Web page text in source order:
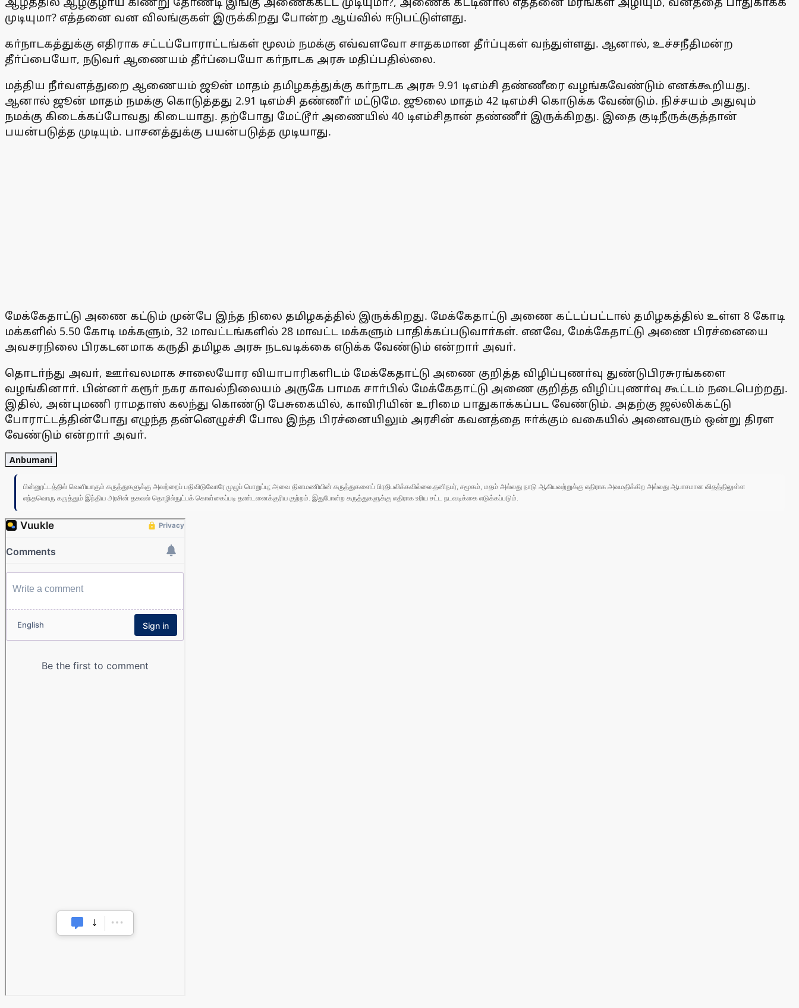
முடியுமா? எத்தனை வன விலங்குகள் இருக்கிறது போன்ற ஆய்வில் ஈடுபட்டுள்ளது.
கா்நாடகத்துக்கு எதிராக சட்டப்போராட்டங்கள் மூலம் நமக்கு எவ்வளவோ சாதகமான தீா்ப்புகள் வந்துள்ளது. ஆனால், உச்சநீதிமன்ற
தீா்ப்பையோ, நடுவா் ஆணையம் தீா்ப்பையோ கா்நாடக அரசு மதிப்பதில்லை.
மத்திய நீா்வளத்துறை ஆணையம் ஜூன் மாதம் தமிழகத்துக்கு கா்நாடக அரசு 9.91 டிஎம்சி தண்ணீரை வழங்கவேண்டும் எனக்கூறியது.
ஆனால் ஜூன் மாதம் நமக்கு கொடுத்தது 2.91 டிஎம்சி தண்ணீா் மட்டுமே. ஜூலை மாதம் 42 டிஎம்சி கொடுக்க வேண்டும். நிச்சயம் அதுவும்
நமக்கு கிடைக்கப்போவது கிடையாது. தற்போது மேட்டூா் அணையில் 40 டிஎம்சிதான் தண்ணீா் இருக்கிறது. இதை குடிநீருக்குத்தான்
பயன்படுத்த முடியும். பாசனத்துக்கு பயன்படுத்த முடியாது.
மேக்கேதாட்டு அணை கட்டும் முன்பே இந்த நிலை தமிழகத்தில் இருக்கிறது. மேக்கேதாட்டு அணை கட்டப்பட்டால் தமிழகத்தில் உள்ள 8 கோடி
மக்களில் 5.50 கோடி மக்களும், 32 மாவட்டங்களில் 28 மாவட்ட மக்களும் பாதிக்கப்படுவாா்கள். எனவே, மேக்கேதாட்டு அணை பிரச்னையை
அவசரநிலை பிரகடனமாக கருதி தமிழக அரசு நடவடிக்கை எடுக்க வேண்டும் என்றாா் அவா்.
தொடா்ந்து அவா், ஊா்வலமாக சாலையோர வியாபாரிகளிடம் மேக்கேதாட்டு அணை குறித்த விழிப்புணா்வு துண்டுபிரசுரங்களை
வழங்கினாா். பின்னா் கரூா் நகர காவல்நிலையம் அருகே பாமக சாா்பில் மேக்கேதாட்டு அணை குறித்த விழிப்புணா்வு கூட்டம் நடைபெற்றது.
இதில், அன்புமணி ராமதாஸ் கலந்து கொண்டு பேசுகையில், காவிரியின் உரிமை பாதுகாக்கப்பட வேண்டும். அதற்கு ஜல்லிக்கட்டு
போராட்டத்தின்போது எழுந்த தன்னெழுச்சி போல இந்த பிரச்னையிலும் அரசின் கவனத்தை ஈா்க்கும் வகையில் அனைவரும் ஒன்று திரள
வேண்டும் என்றாா் அவா்.
Anbumani
பின்னூட்டத்தில் வெளியாகும் கருத்துகளுக்கு அவற்றைப் பதிவிடுவோரே முழுப் பொறுப்பு; அவை தினமணியின் கருத்துகளைப் பிரதிபலிக்கவில்லை.தனிநபர், சமூகம், மதம் அல்லது நாடு ஆகியவற்றுக்கு எதிராக அவமதிக்கிற அல்லது ஆபாசமான விதத்திலுள்ள
எந்தவொரு கருத்தும் இந்திய அரசின் தகவல் தொழில்நுட்பக் கொள்கைப்படி தண்டனைக்குரிய குற்றம். இதுபோன்ற கருத்துகளுக்கு எதிராக உரிய சட்ட நடவடிக்கை எடுக்கப்படும்.